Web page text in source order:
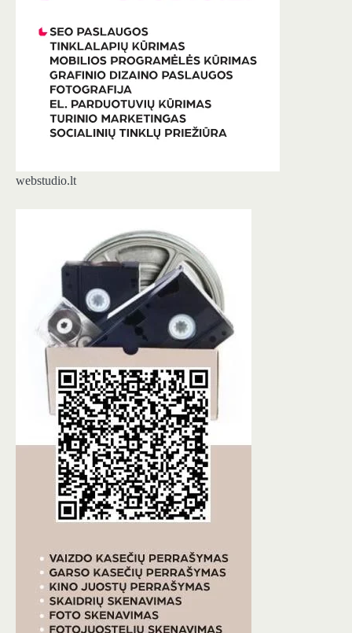
webstudio.lt